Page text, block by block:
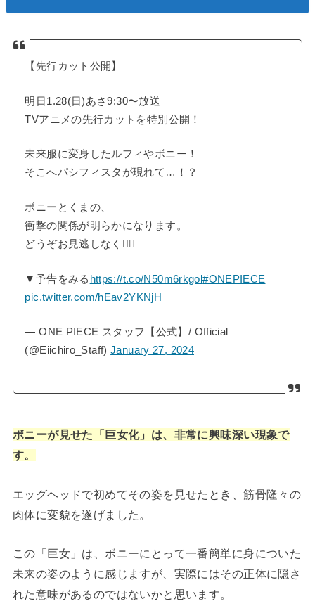
【先行カット公開】
明日1.28(日)あさ9:30〜放送
TVアニメの先行カットを特別公開！
未来服に変身したルフィやボニー！
そこへパシフィスタが現れて…！？
ボニーとくまの、
衝撃の関係が明らかになります。
どうぞお見逃しなく🏴‍☠️
▼予告をみる https://t.co/N50m6rkgol#ONEPIECE
pic.twitter.com/hEav2YKNjH
— ONE PIECE スタッフ【公式】/ Official
(@Eiichiro_Staff)January 27, 2024
ボニーが見せた「巨女化」は、非常に興味深い現象で
す。
エッグヘッドで初めてその姿を見せたとき、筋骨隆々の
肉体に変貌を遂げました。
この「巨女」は、ボニーにとって一番簡単に身についた
未来の姿のように感じますが、実際にはその正体に隠さ
れた意味があるのではないかと思います。